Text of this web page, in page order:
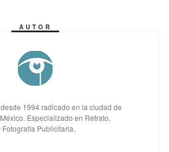
AUTOR
1994 radicado en la ciudad de
Especializado en Retrato,
Publicitaria.